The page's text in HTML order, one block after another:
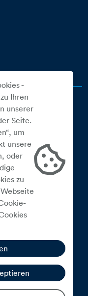
-
Ihren
unserer
Seite.
um
unsere
oder
zu